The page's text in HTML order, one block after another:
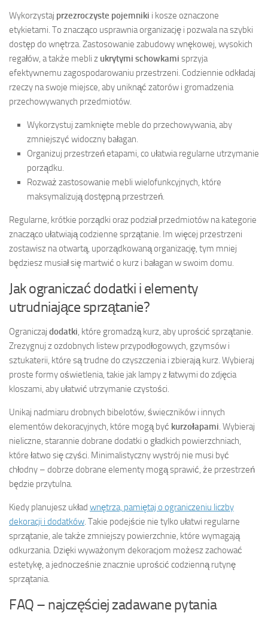
Wykorzystaj przezroczyste pojemniki i kosze oznaczone
etykietami. To znacząco usprawnia organizację i pozwala na szybki
dostęp do wnętrza. Zastosowanie zabudowy wnękowej, wysokich
regałów, a także mebli z ukrytymi schowkami sprzyja
efektywnemu zagospodarowaniu przestrzeni. Codziennie odkładaj
rzeczy na swoje miejsce, aby uniknąć zatorów i gromadzenia
przechowywanych przedmiotów.
Wykorzystuj zamknięte meble do przechowywania, aby
zmniejszyć widoczny bałagan.
Organizuj przestrzeń etapami, co ułatwia regularne utrzymanie
porządku.
Rozważ zastosowanie mebli wielofunkcyjnych, które
maksymalizują dostępną przestrzeń.
Regularne, krótkie porządki oraz podział przedmiotów na kategorie
znacząco ułatwiają codzienne sprzątanie. Im więcej przestrzeni
zostawisz na otwartą, uporządkowaną organizację, tym mniej
będziesz musiał się martwić o kurz i bałagan w swoim domu.
Jak ograniczać dodatki i elementy
utrudniające sprzątanie?
Ograniczaj dodatki , które gromadzą kurz, aby uprościć sprzątanie.
Zrezygnuj z ozdobnych listew przypodłogowych, gzymsów i
sztukaterii, które są trudne do czyszczenia i zbierają kurz. Wybieraj
proste formy oświetlenia, takie jak lampy z łatwymi do zdjęcia
kloszami, aby ułatwić utrzymanie czystości.
Unikaj nadmiaru drobnych bibelotów, świeczników i innych
elementów dekoracyjnych, które mogą być kurzołapami . Wybieraj
nieliczne, starannie dobrane dodatki o gładkich powierzchniach,
które łatwo się czyści. Minimalistyczny wystrój nie musi być
chłodny – dobrze dobrane elementy mogą sprawić, że przestrzeń
będzie przytulna.
Kiedy planujesz układ wnętrza, pamiętaj o ograniczeniu liczby
dekoracji i dodatków . Takie podejście nie tylko ułatwi regularne
sprzątanie, ale także zmniejszy powierzchnie, które wymagają
odkurzania. Dzięki wyważonym dekoracjom możesz zachować
estetykę, a jednocześnie znacznie uprościć codzienną rutynę
sprzątania.
FAQ – najczęściej zadawane pytania